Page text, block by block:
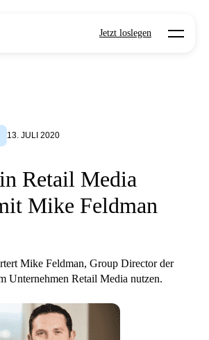
Jetzt loslegen Open
13. JULI 2020
Retail Media
Mike Feldman
Mike Feldman, Group Director der
Unternehmen Retail Media nutzen.